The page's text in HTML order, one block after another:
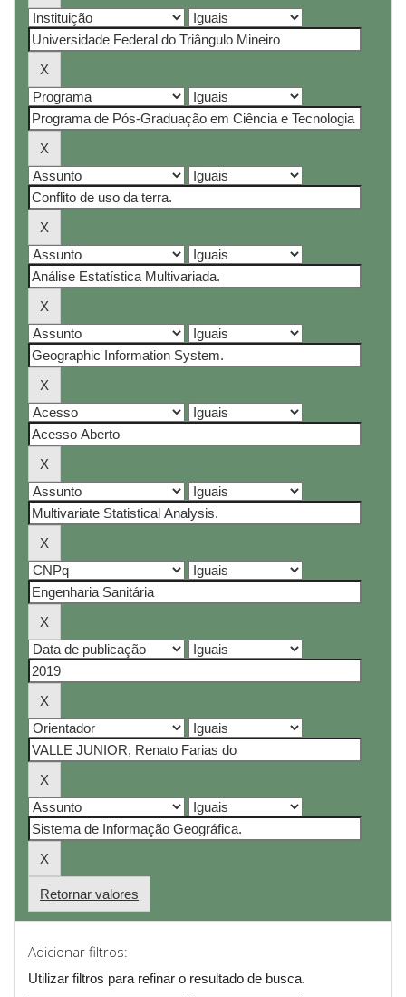
Retornar valores
Adicionar filtros:
Utilizar filtros para refinar o resultado de busca.